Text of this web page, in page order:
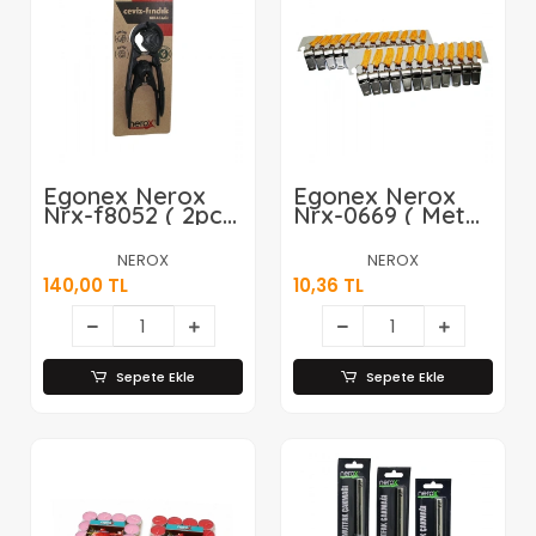
Egonex Nerox
Nrx-f8052 ( 2pcs
Set ) ( Döküm
Metal ) ( Fındık &
Ceviz )
Kıracak*15x4
NEROX
140,00 TL
Sepete Ekle
Egonex Nerox
Nrx-0669 ( Metal
) ( Deprem &
Düdük*24x50
NEROX
10,36 TL
Sepete Ekle